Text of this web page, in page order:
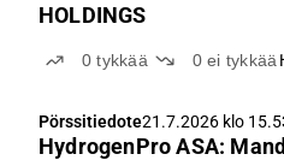
HOLDINGS
0tykkää 0ei tykkää
Pörssitiedote21.7.2026 klo
HydrogenPro ASA: